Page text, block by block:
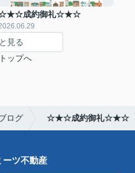
成約御礼☆★☆
見る
ップへ
ログ ☆★☆成約御礼☆★☆
ーツ不動産